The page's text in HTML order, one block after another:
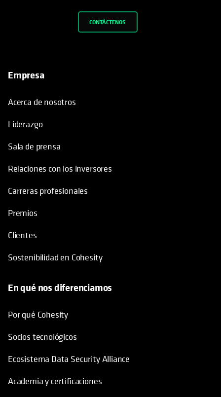
CONTÁCTENOS
Empresa
Acerca de nosotros
Liderazgo
Sala de prensa
Relaciones con los inversores
Carreras profesionales
Premios
Clientes
Sostenibilidad en Cohesity
En qué nos diferenciamos
Por qué Cohesity
Socios tecnológicos
Ecosistema Data Security Alliance
Academia y certificaciones